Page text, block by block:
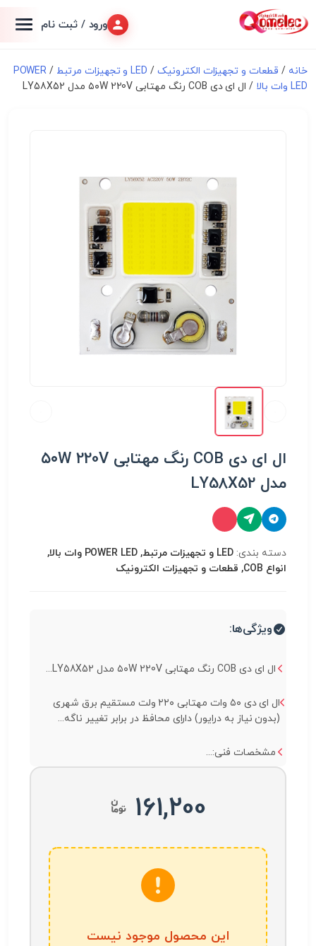
ورود / ثبت نام
خانه / قطعات و تجهیزات الکترونیک/ LED و تجهیزات مرتبط /
POWER
LED وات بالا
/ ال ای دی COB رنگ مهتابی ۵۰W 220V مدل LY58X52
ال ای دی COB رنگ مهتابی ۵۰W 220V
مدل LY58X52
دسته بندی:
LED و تجهیزات مرتبط, POWER LED وات بالا,
انواع COB, قطعات و تجهیزات الکترونیک
ویژگی‌ها:
ال ای دی COB رنگ مهتابی ۵۰W 220V مدل LY58X52...
ال ای دی ۵۰ وات مهتابی ۲۲۰ ولت مستقیم برق شهری
(بدون نیاز به درایور) دارای محافظ در برابر تغییر ناگه...
مشخصات فنی:...
161,200
این محصول موجود نیست